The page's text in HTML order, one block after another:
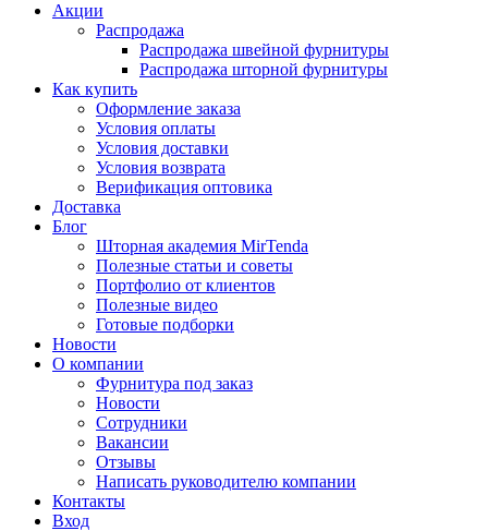
Акции
Распродажа
Распродажа швейной фурнитуры
Распродажа шторной фурнитуры
Как купить
Оформление заказа
Условия оплаты
Условия доставки
Условия возврата
Верификация оптовика
Доставка
Блог
Шторная академия MirTenda
Полезные статьи и советы
Портфолио от клиентов
Полезные видео
Готовые подборки
Новости
О компании
Фурнитура под заказ
Новости
Сотрудники
Вакансии
Отзывы
Написать руководителю компании
Контакты
Вход